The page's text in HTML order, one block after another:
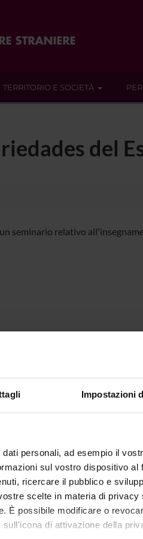
Impostazioni
personali, ad esempio il
sul vostro dispositivo al
ricercare il pubblico e
scelte in materia di
È possibile modificare o
di attivazione della
TERRITORIO E SOCIETÀ
del
seminario relativo